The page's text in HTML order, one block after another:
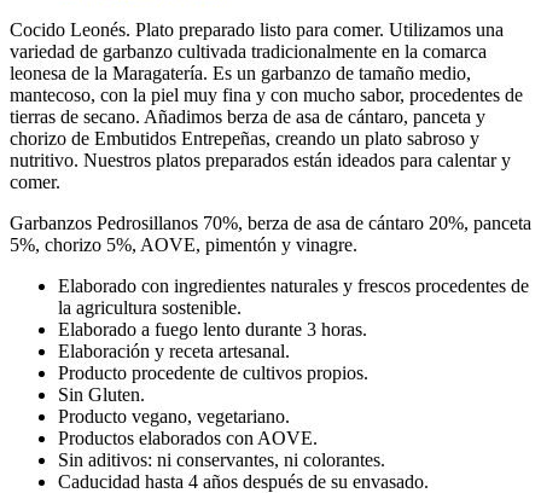
Cocido Leonés. Plato preparado listo para comer. Utilizamos una
variedad de garbanzo cultivada tradicionalmente en la comarca
leonesa de la Maragatería. Es un garbanzo de tamaño medio,
mantecoso, con la piel muy fina y con mucho sabor, procedentes de
tierras de secano. Añadimos berza de asa de cántaro, panceta y
chorizo de Embutidos Entrepeñas, creando un plato sabroso y
nutritivo. Nuestros platos preparados están ideados para calentar y
comer.
Garbanzos Pedrosillanos 70%, berza de asa de cántaro 20%, panceta
5%, chorizo 5%, AOVE, pimentón y vinagre.
Elaborado con ingredientes naturales y frescos procedentes de
la agricultura sostenible.
Elaborado a fuego lento durante 3 horas.
Elaboración y receta artesanal.
Producto procedente de cultivos propios.
Sin Gluten.
Producto vegano, vegetariano.
Productos elaborados con AOVE.
Sin aditivos: ni conservantes, ni colorantes.
Caducidad hasta 4 años después de su envasado.